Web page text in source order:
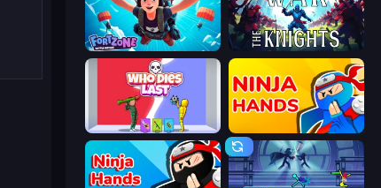
Fortzone Battle Royale War the Knights
Who Dies Last? Ninja Hands